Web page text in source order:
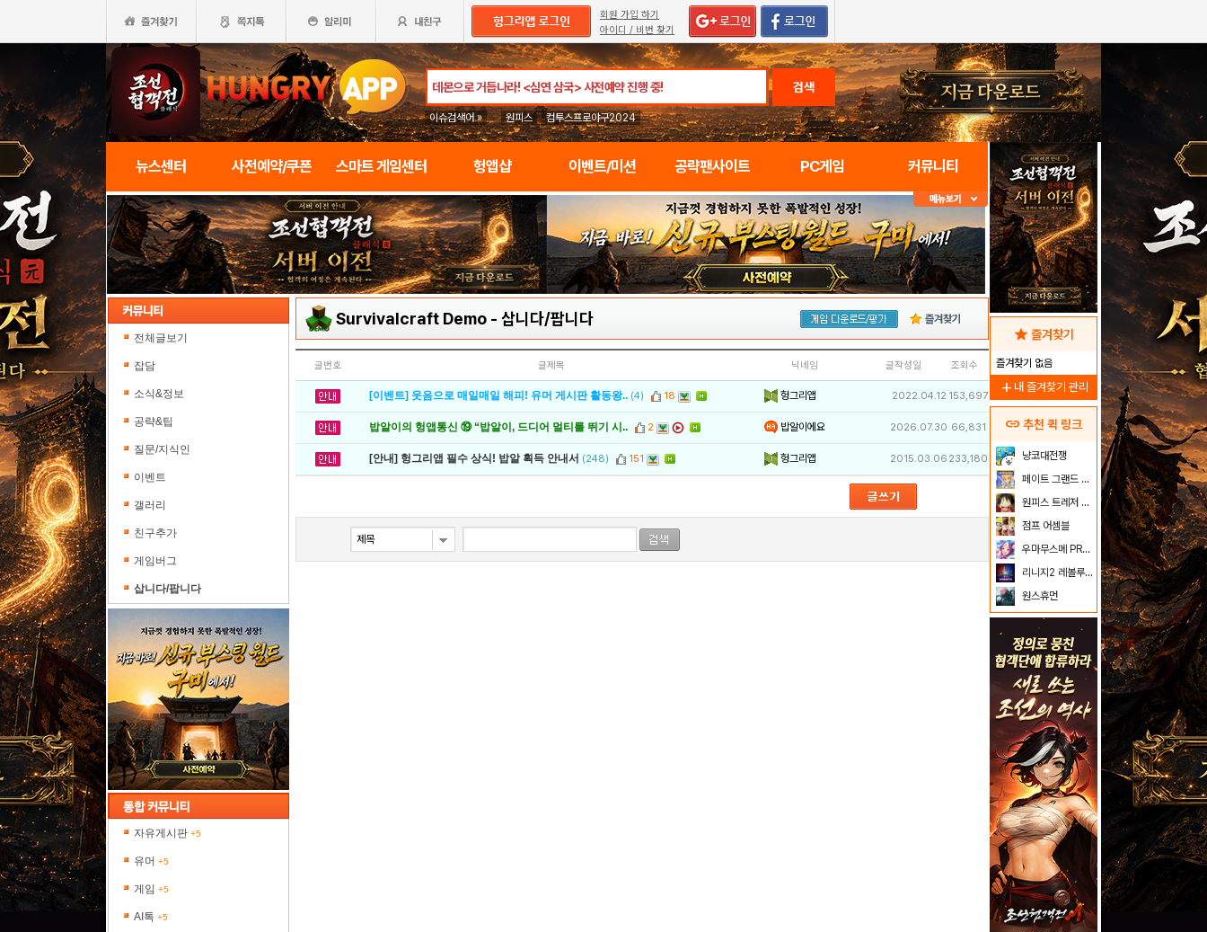
회원 가입 하기
아이디 / 비번 찾기
검색
이슈검색어 » 원피스 컴투스프로야구2024
뉴스센터 사전예약/쿠폰 스마트 게임센터 헝앱샵 이벤트/미션 공략팬사이트 PC게임 커뮤니티
전체글보기
잡담
소식&정보
공략&팁
질문/지식인
이벤트
갤러리
친구추가
게임버그
삽니다/팝니다
자유게시판 +5
유머 +5
게임 +5
AI톡 +5
Survivalcraft Demo - 삽니다/팝니다 즐겨찾기
글번호 글제목 닉네임 글작성일 조회수
[이벤트] 웃음으로 매일매일 해피! 유머 게시판 활동왕.. (4) 18 헝그리앱 2022.04.12 153,697
밥알이의 헝앱통신 ⑲ “밥알이, 드디어 멀티를 뛰기 시.. 2 밥알이에요 2026.07.30 66,831
[안내] 헝그리앱 필수 상식! 밥알 획득 안내서 (248) 151 헝그리앱 2015.03.06 233,180
star 즐겨찾기
즐겨찾기 없음
add 내 즐겨찾기 관리
link 추천 퀵 링크
냥코대전쟁
페이트 그랜드 오더
원피스 트레저 크루즈
점프 어셈블
우마무스메 PRETTY DERBY
리니지2 레볼루션
원스휴먼